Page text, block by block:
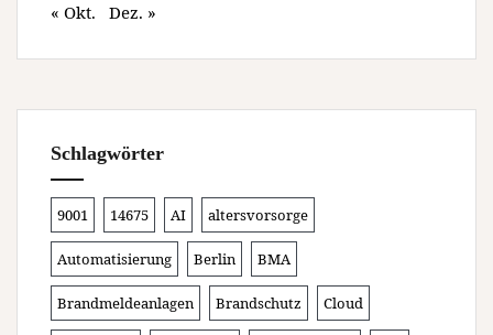
« Okt. Dez. »
Schlagwörter
9001 14675 AI altersvorsorge
Automatisierung Berlin BMA
Brandmeldeanlagen Brandschutz Cloud